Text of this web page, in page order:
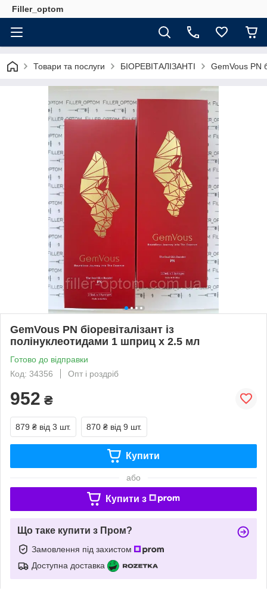
Filler_optom
Товари та послуги БІОРЕВІТАЛІЗАНТІ GemVous PN
GemVous PN біоревіталізант із
полінуклеотидами 1 шприц х 2.5 мл
Готово до відправки
Код: 34356
Опт і роздріб
952 ₴
879 ₴ від 3 шт. 870 ₴ від 9 шт.
Купити
або
Купити з
Що таке купити з Пром?
Замовлення під захистом
Доступна доставка